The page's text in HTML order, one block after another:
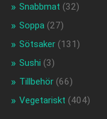
Snabbmat (32)
Soppa(27)
Sötsaker(131)
Sushi (3)
Tillbehör(66)
Vegetariskt (404)